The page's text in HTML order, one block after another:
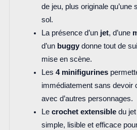
de jeu, plus originale qu’une
sol.
La présence d’un jet, d’une
d’un buggydonne tout de
mise en scène.
Les 4 minifigurines
immédiatement sans devoir
avec d’autres personnages.
Le crochet extensibledu jet
simple, lisible et efficace